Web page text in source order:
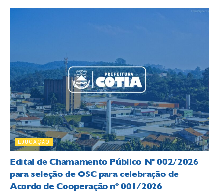
EDUCAÇÃO
Edital de Chamamento Público Nº 002/2026
para seleção de OSC para celebração de
Acordo de Cooperação nº 001/2026